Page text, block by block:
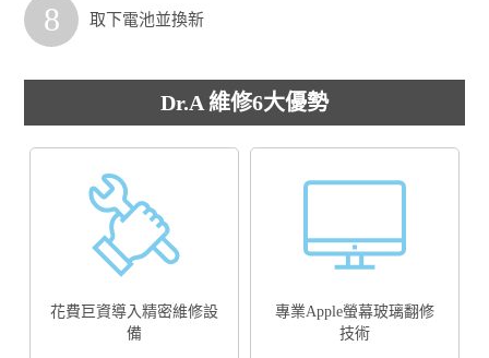
8 取下電池並換新
Dr.A 維修6大優勢
花費巨資導入精密維修設
備
專業Apple螢幕玻璃翻修
技術